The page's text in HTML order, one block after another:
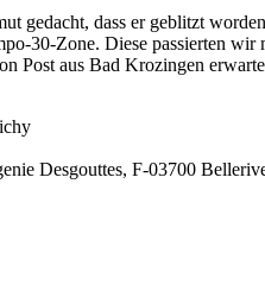
gedacht, dass er geblitzt
30-Zone. Diese passierten
Post aus Bad Krozingen
Desgouttes, F-03700